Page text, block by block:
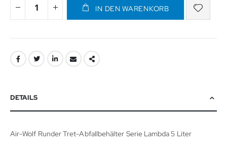
IN DEN WARENKORB
DETAILS
Air-Wolf Runder Tret-Abfallbehälter Serie Lambda 5 Liter